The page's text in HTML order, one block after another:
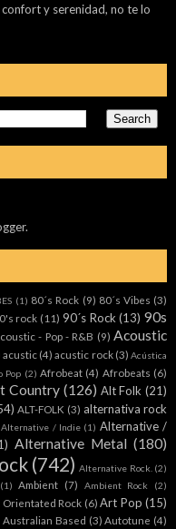
y serenidad, no te lo
.
(1) 80´s Rock (9) 80´s Vibes (3)
rock (11) 90´s Rock (13) 90s
- Pop - R&B (9) Acoustic
acustic (4) acustic rock (3) Acústica
Pop (2) Afrobeat (4) Afrobeats (6)
Country (126) Alt Folk (21)
ALT-FOLK (3) alternativa rock
Alternative / Indie (1) Alternative /
Alternative Metal (180)
(742) Alternative Rock. (2)
(1) Ambient (7) Ambient Rock (2)
Orientated Rock (6) Art Pop (15)
Australian Based (3) Autotune (4)